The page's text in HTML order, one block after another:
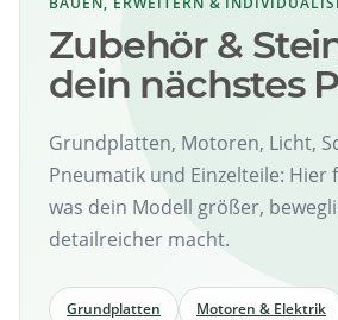
Zubehör &
dein nächstes
Grundplatten, Motoren, Licht,
Pneumatik und Einzelteile: Hier
was dein Modell größer,
detailreicher macht.
Grundplatten Motoren & Elektrik